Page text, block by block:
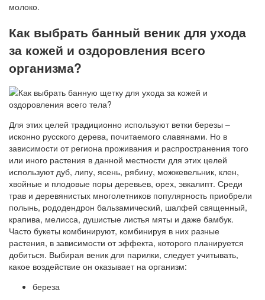
молоко.
Как выбрать банный веник для ухода
за кожей и оздоровления всего
организма?
Для этих целей традиционно используют ветки березы –
исконно русского дерева, почитаемого славянами. Но в
зависимости от региона проживания и распространения того
или иного растения в данной местности для этих целей
используют дуб, липу, ясень, рябину, можжевельник, клен,
хвойные и плодовые поры деревьев, орех, эвкалипт. Среди
трав и деревянистых многолетников популярность приобрели
полынь, рододендрон бальзамический, шалфей священный,
крапива, мелисса, душистые листья мяты и даже бамбук.
Часто букеты комбинируют, комбинируя в них разные
растения, в зависимости от эффекта, которого планируется
добиться. Выбирая веник для парилки, следует учитывать,
какое воздействие он оказывает на организм:
береза